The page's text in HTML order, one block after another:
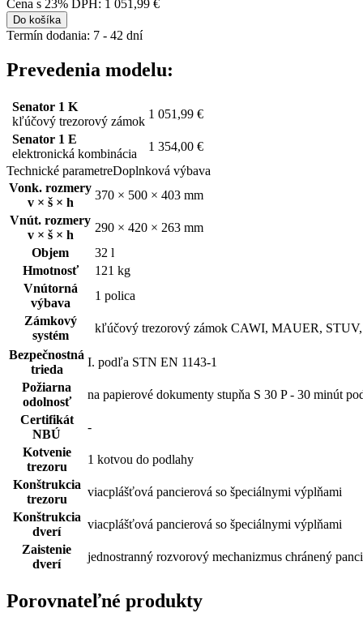
Cena s 23% DPH: 1 051,99 €
Do košíka
Termín dodania: 7 - 42 dní
Prevedenia modelu:
Senator 1 K
kľúčový trezorový zámok
1 051,99 €
Senator 1 E
elektronická kombinácia
1 354,00 €
Technické parametreDoplnková výbava
Vonk. rozmery
v × š × h
370 × 500 × 403 mm
Vnút. rozmery
v × š × h
290 × 420 × 263 mm
Objem
32 l
Hmotnosť
121 kg
Vnútorná
výbava
1 polica
Zámkový
systém
kľúčový trezorový zámok CAWI, MAUER, STUV,
Bezpečnostná
trieda
I. podľa STN EN 1143-1
Požiarna
odolnosť
na papierové dokumenty stupňa S 30 P - 30 minút
Certifikát
NBÚ
-
Kotvenie
trezoru
1 kotvou do podlahy
Konštrukcia
trezoru
viacplášťová pancierová so špeciálnymi výplňami
Konštrukcia
dverí
viacplášťová pancierová so špeciálnymi výplňami
Zaistenie
dverí
jednostranný rozvorový mechanizmus chránený
Porovnateľné produkty